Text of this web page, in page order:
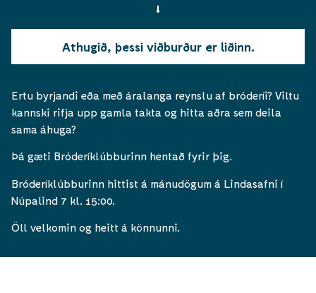
Athugið, þessi viðburður er liðinn.
Ertu byrjandi eða með áralanga reynslu af bróderíi? Viltu
kannski rifja upp gamla takta og hitta aðra sem deila
sama áhuga?
Þá gæti Bróderíklúbburinn hentað fyrir þig.
Bróderíklúbburinn hittist á mánudögum á Lindasafni í
Núpalind 7 kl. 15:00.
Öll velkomin og heitt á könnunni.